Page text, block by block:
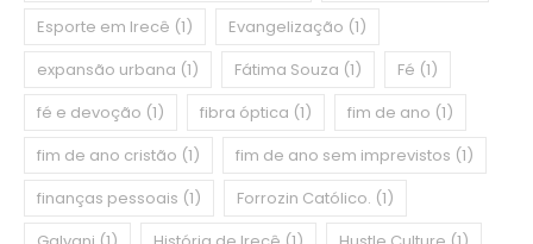
Esporte em Irecê (1) Evangelização (1)
expansão urbana (1) Fátima Souza (1) Fé (1)
fé e devoção (1) fibra óptica (1) fim de ano (1)
fim de ano cristão (1) fim de ano sem imprevistos (1)
finanças pessoais (1) Forrozin Católico. (1)